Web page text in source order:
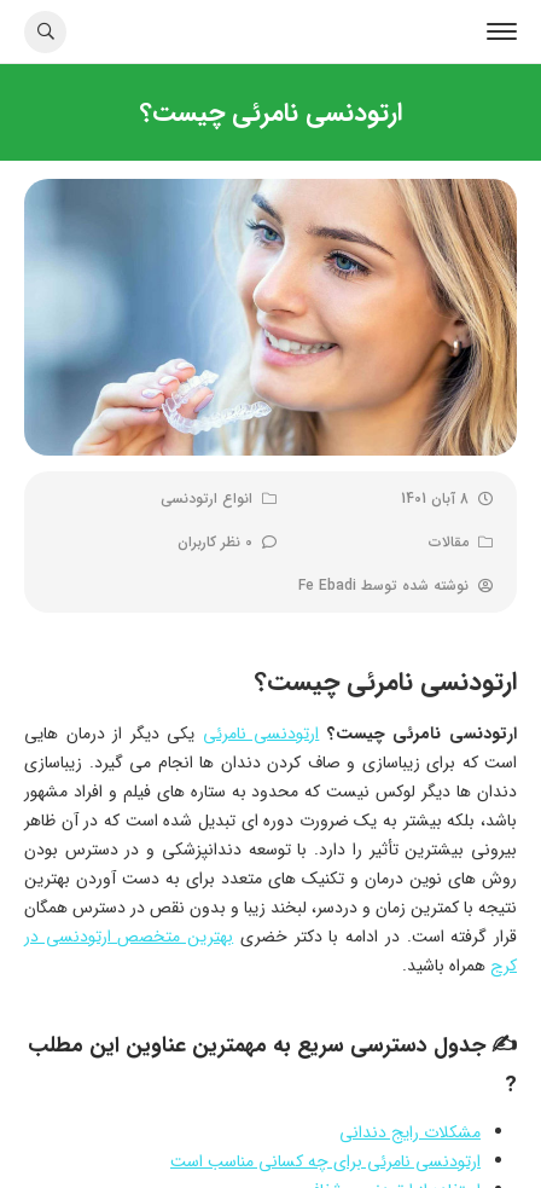
ارتودنسی نامرئی چیست؟
8 آبان 1401
انواع ارتودنسی
مقالات
0 نظر کاربران
نوشته شده توسط Fe Ebadi
ارتودنسی نامرئی چیست؟
ارتودنسی نامرئی چیست؟ ارتودنسی نامرئی یکی دیگر از درمان هایی
است که برای زیباسازی و صاف کردن دندان ها انجام می گیرد. زیباسازی
دندان ها دیگر لوکس نیست که محدود به ستاره های فیلم و افراد مشهور
باشد، بلکه بیشتر به یک ضرورت دوره ای تبدیل شده است که در آن ظاهر
بیرونی بیشترین تأثیر را دارد. با توسعه دندانپزشکی و در دسترس بودن
روش های نوین درمان و تکنیک های متعدد برای به دست آوردن بهترین
نتیجه با کمترین زمان و دردسر، لبخند زیبا و بدون نقص در دسترس همگان
قرار گرفته است. در ادامه با دکتر خضریبهترین متخصص ارتودنسی در
کرجهمراه باشید.
✍ جدول دسترسی سریع به مهمترین عناوین این مطلب
?
مشکلات رایج دندانی
ارتودنسی نامرئی برای چه کسانی مناسب است